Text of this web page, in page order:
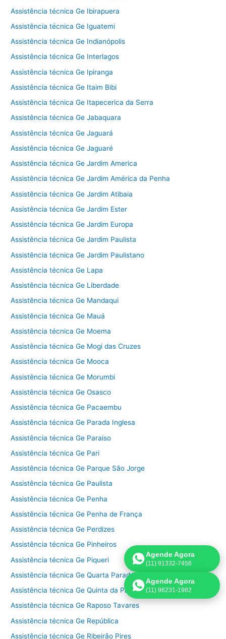
Assistência técnica Ge Ibirapuera
Assistência técnica Ge Iguatemi
Assistência técnica Ge Indianópolis
Assistência técnica Ge Interlagos
Assistência técnica Ge Ipiranga
Assistência técnica Ge Itaim Bibi
Assistência técnica Ge Itapecerica da Serra
Assistência técnica Ge Jabaquara
Assistência técnica Ge Jaguará
Assistência técnica Ge Jaguaré
Assistência técnica Ge Jardim America
Assistência técnica Ge Jardim América da Penha
Assistência técnica Ge Jardim Atibaia
Assistência técnica Ge Jardim Ester
Assistência técnica Ge Jardim Europa
Assistência técnica Ge Jardim Paulista
Assistência técnica Ge Jardim Paulistano
Assistência técnica Ge Lapa
Assistência técnica Ge Liberdade
Assistência técnica Ge Mandaqui
Assistência técnica Ge Mauá
Assistência técnica Ge Moema
Assistência técnica Ge Mogi das Cruzes
Assistência técnica Ge Mooca
Assistência técnica Ge Morumbi
Assistência técnica Ge Osasco
Assistência técnica Ge Pacaembu
Assistência técnica Ge Parada Inglesa
Assistência técnica Ge Paraiso
Assistência técnica Ge Pari
Assistência técnica Ge Parque São Jorge
Assistência técnica Ge Paulista
Assistência técnica Ge Penha
Assistência técnica Ge Penha de França
Assistência técnica Ge Perdizes
Assistência técnica Ge Pinheiros
Assistência técnica Ge Piqueri
Assistência técnica Ge Quarta Parada
Assistência técnica Ge Quinta da Paineira
Assistência técnica Ge Raposo Tavares
Assistência técnica Ge República
Assistência técnica Ge Ribeirão Pires
Agende Agora
(11) 91332-7456
Agende Agora
(11) 96231-1982